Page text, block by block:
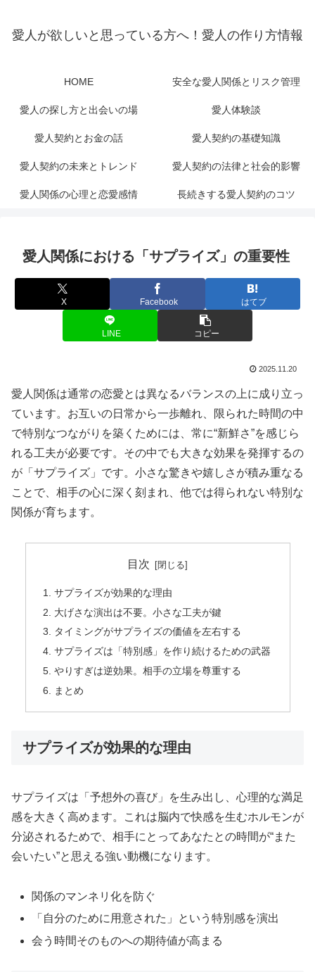
愛人が欲しいと思っている方へ！愛人の作り方情報
HOME 安全な愛人関係とリスク管理
愛人の探し方と出会いの場 愛人体験談
愛人契約とお金の話 愛人契約の基礎知識
愛人契約の未来とトレンド 愛人契約の法律と社会的影響
愛人関係の心理と恋愛感情 長続きする愛人契約のコツ
愛人関係における「サプライズ」の重要性
X Facebook はてブ
LINE コピー
2025.11.20
愛人関係は通常の恋愛とは異なるバランスの上に成り立っ
ています。お互いの日常から一歩離れ、限られた時間の中
で特別なつながりを築くためには、常に“新鮮さ”を感じら
れる工夫が必要です。その中でも大きな効果を発揮するの
が「サプライズ」です。小さな驚きや嬉しさが積み重なる
ことで、相手の心に深く刻まれ、他では得られない特別な
関係が育ちます。
目次
サプライズが効果的な理由
大げさな演出は不要。小さな工夫が鍵
タイミングがサプライズの価値を左右する
サプライズは「特別感」を作り続けるための武器
やりすぎは逆効果。相手の立場を尊重する
まとめ
サプライズが効果的な理由
サプライズは「予想外の喜び」を生み出し、心理的な満足
感を大きく高めます。これは脳内で快感を生むホルモンが
分泌されるためで、相手にとってあなたとの時間が“また
会いたい”と思える強い動機になります。
関係のマンネリ化を防ぐ
「自分のために用意された」という特別感を演出
会う時間そのものへの期待値が高まる